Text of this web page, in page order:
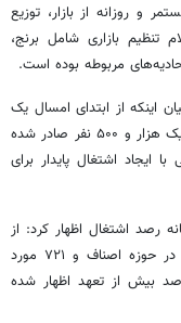
مستمر و روزانه از بازار، توزیع
اقلام تنظیم بازاری شامل برنج،
مربوطه بوده است.
اینکه از ابتدای امسال یک
هزار و ۴۸۰ پروانه کسب صنفی با اشتغال بیش از یک هزار و ۵۰۰ نفر صادر شده
کسب کارگاهی با ایجاد اشتغال پایدار برای
و ۲۲۲ مورد در سامانه رصد اشتغال اظهار کرد: از
این تعداد یک هزار و ۵۰۱ مورد اشغال ثبت شده در حوزه اصناف و ۷۲۱ مورد
ثبت شده در بخش صنعت بوده که ۱۱ درصد بیش از تعهد اظهار شده